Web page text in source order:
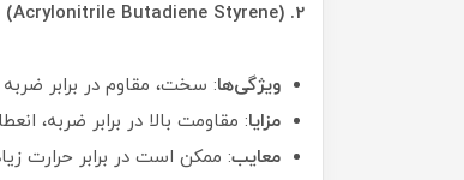
2. ABS (Acrylonitrile Butadiene Styrene)
ویژگی‌ها: سخت، مقاوم در برابر
مزایا: مقاومت بالا در برابر ضربه،
معایب: ممکن است در برابر حرارت